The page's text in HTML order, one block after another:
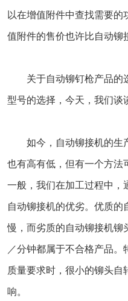
以在增值附件中查找需要
值附件的售价也许比自动铆
关于自动铆钉枪产品的
型号的选择，今天，我们谈
如今，自动铆接机的生
也有高有低，但有一个方法
一般，我们在加工过程中，
自动铆接机的优劣。优质的
慢，而劣质的自动铆接机铆
／分钟都属于不合格产品
质量要求时，很小的铆头
响。